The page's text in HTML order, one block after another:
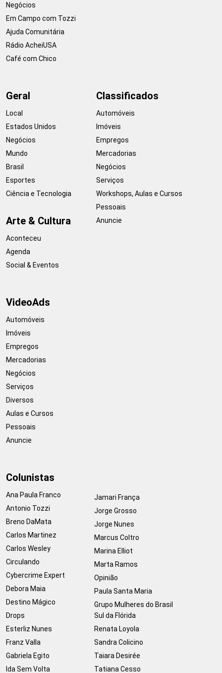
Negócios
Em Campo com Tozzi
Ajuda Comunitária
Rádio AcheiUSA
Café com Chico
Geral
Local
Estados Unidos
Negócios
Mundo
Brasil
Esportes
Ciência e Tecnologia
Arte & Cultura
Aconteceu
Agenda
Social & Eventos
Classificados
Automóveis
Imóveis
Empregos
Mercadorias
Negócios
Serviços
Workshops, Aulas e Cursos
Pessoais
Anuncie
VideoAds
Automóveis
Imóveis
Empregos
Mercadorias
Negócios
Serviços
Diversos
Aulas e Cursos
Pessoais
Anuncie
Colunistas
Ana Paula Franco
Antonio Tozzi
Breno DaMata
Carlos Martinez
Carlos Wesley
Circulando
Cybercrime Expert
Debora Maia
Destino Mágico
Drops
Esterliz Nunes
Franz Valla
Gabriela Egito
Ida Sem Volta
Jamari França
Jorge Grosso
Jorge Nunes
Marcus Coltro
Marina Elliot
Marta Ramos
Opinião
Paula Santa Maria
Grupo Mulheres do Brasil
Sul da Flórida
Renata Loyola
Sandra Colicino
Taiara Desirée
Tatiana Cesso